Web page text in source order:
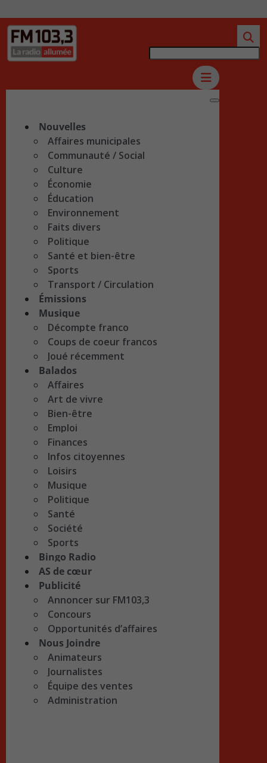
Nouvelles
Affaires municipales
Communauté / Social
Culture
Économie
Éducation
Environnement
Faits divers
Politique
Santé et bien-être
Sports
Transport / Circulation
Émissions
Musique
Décompte franco
Coups de coeur francos
Joué récemment
Balados
Affaires
Art de vivre
Bien-être
Emploi
Finances
Infos citoyennes
Loisirs
Musique
Politique
Santé
Société
Sports
Bingo Radio
AS de cœur
Publicité
Annoncer sur FM103,3
Concours
Opportunités d’affaires
Nous Joindre
Animateurs
Journalistes
Équipe des ventes
Administration